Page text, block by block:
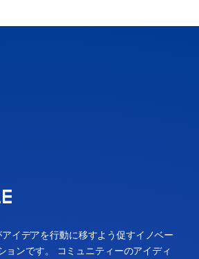
イデアを行動に移すよう促すイノベー
ョンです。 コミュニティーのアイディ